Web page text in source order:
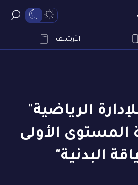
الأرشيف
الرياضية"
المستوى الأولى
البدنية"